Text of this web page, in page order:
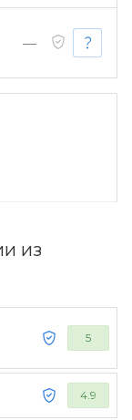
из
5
4.9
—